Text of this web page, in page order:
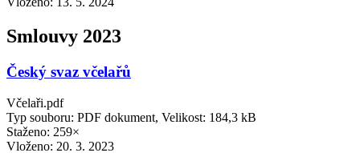
Smlouvy 2023
Český svaz včelařů
Včelaři.pdf
Typ souboru: PDF dokument, Velikost: 184,3 kB
Staženo: 259×
Vloženo: 20. 3. 2023